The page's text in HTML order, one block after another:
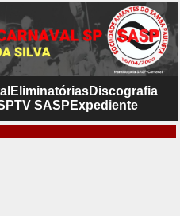
EliminatóriasDiscografia
TV SASP Expediente